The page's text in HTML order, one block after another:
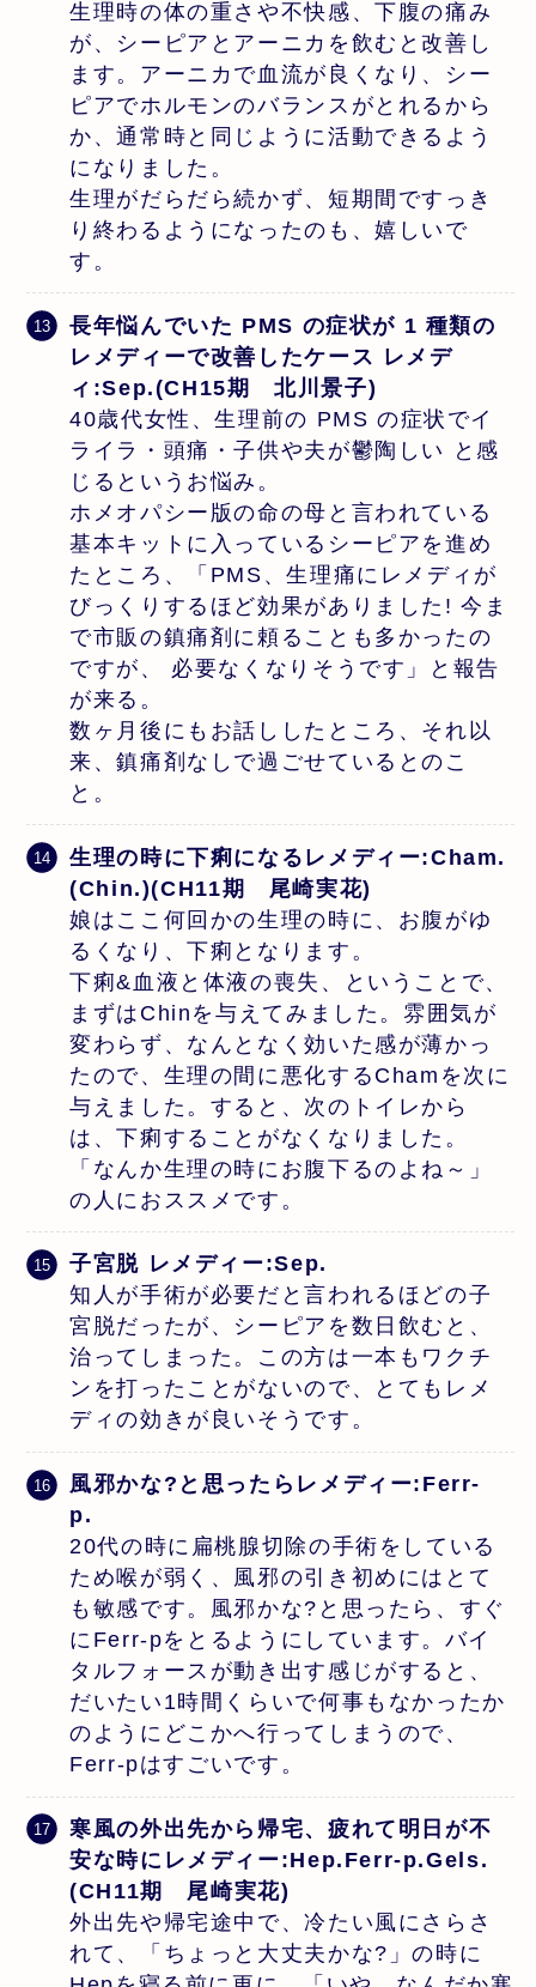
生理時の体の重さや不快感、下腹の痛み
が、シーピアとアーニカを飲むと改善し
ます。アーニカで血流が良くなり、シー
ピアでホルモンのバランスがとれるから
か、通常時と同じように活動できるよう
になりました。
生理がだらだら続かず、短期間ですっき
り終わるようになったのも、嬉しいで
す。
⻑年悩んでいた PMS の症状が 1 種類の
レメディーで改善したケース レメデ
ィ:Sep.(CH15期 北川景子)
40歳代女性、生理前の PMS の症状でイ
ライラ・頭痛・子供や夫が鬱陶しい と感
じるというお悩み。
ホメオパシー版の命の母と言われている
基本キットに入っているシーピアを進め
たところ、「PMS、生理痛にレメディが
びっくりするほど効果がありました! 今ま
で市販の鎮痛剤に頼ることも多かったの
ですが、 必要なくなりそうです」と報告
が来る。
数ヶ月後にもお話ししたところ、それ以
来、鎮痛剤なしで過ごせているとのこ
と。
生理の時に下痢になるレメディー:Cham.
(Chin.)(CH11期 尾崎実花)
娘はここ何回かの生理の時に、お腹がゆ
るくなり、下痢となります。
下痢&血液と体液の喪失、ということで、
まずはChinを与えてみました。雰囲気が
変わらず、なんとなく効いた感が薄かっ
たので、生理の間に悪化するChamを次に
与えました。すると、次のトイレから
は、下痢することがなくなりました。
「なんか生理の時にお腹下るのよね～」
の人におススメです。
子宮脱 レメディー:Sep.
知人が手術が必要だと言われるほどの子
宮脱だったが、シーピアを数日飲むと、
治ってしまった。この方は一本もワクチ
ンを打ったことがないので、とてもレメ
ディの効きが良いそうです。
風邪かな?と思ったらレメディー:Ferr-
p.
20代の時に扁桃腺切除の手術をしている
ため喉が弱く、風邪の引き初めにはとて
も敏感です。風邪かな?と思ったら、すぐ
にFerr-pをとるようにしています。バイ
タルフォースが動き出す感じがすると、
だいたい1時間くらいで何事もなかったか
のようにどこかへ行ってしまうので、
Ferr-pはすごいです。
寒風の外出先から帰宅、疲れて明日が不
安な時にレメディー:Hep.Ferr-p.Gels.
(CH11期 尾崎実花)
外出先や帰宅途中で、冷たい風にさらさ
れて、「ちょっと大丈夫かな?」の時に